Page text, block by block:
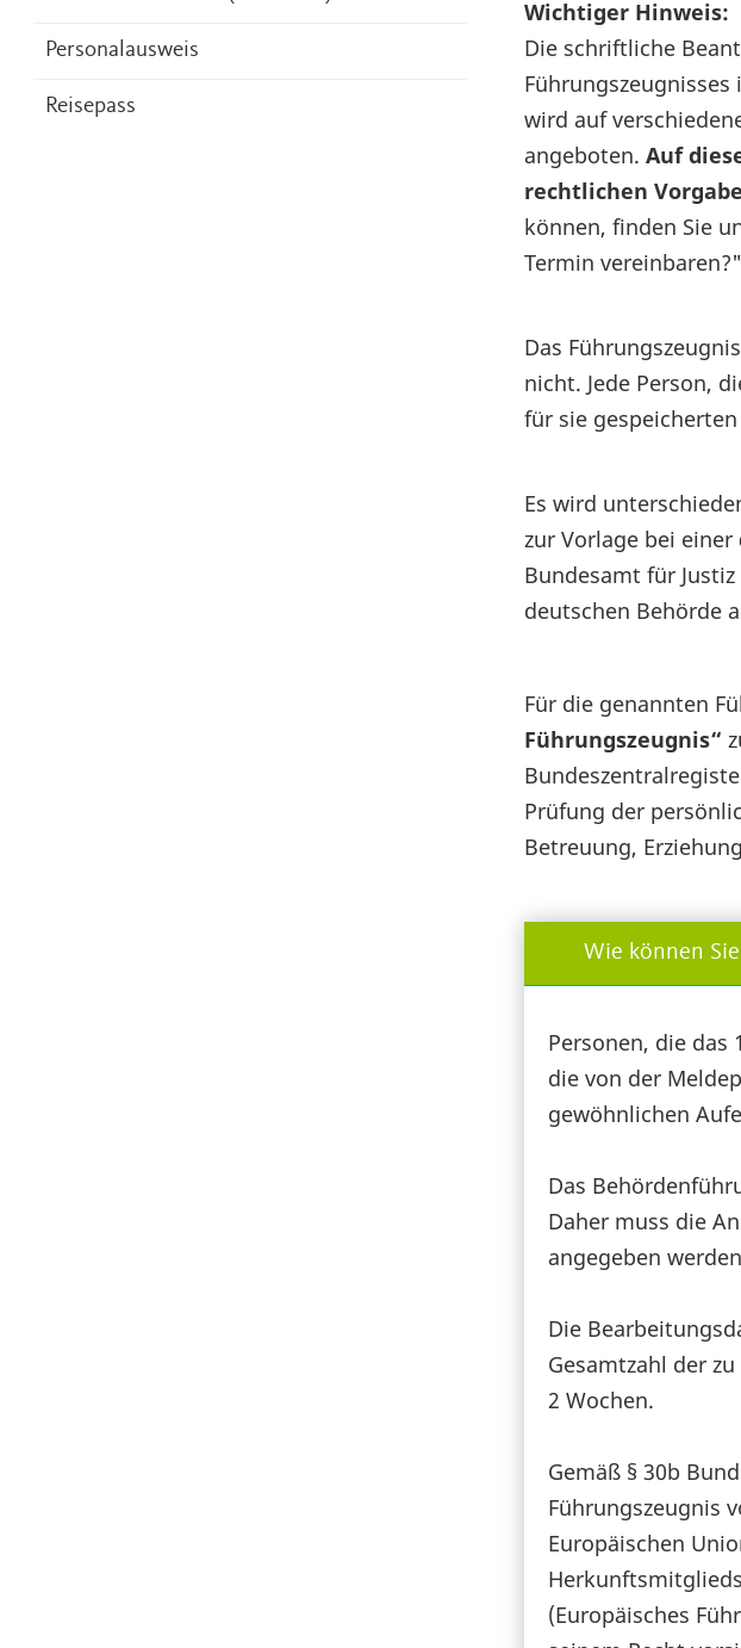
Personalausweis
Reisepass
Wichtiger Hinweis:
Die schriftliche
wird auf
angeboten. Auf
rechtlichen
können, finden Sie
Termin
Das
nicht. Jede Person,
für sie
Es wird
zur Vorlage bei einer
Bundesamt für
deutschen Behörde
Für die genannten
Führungszeugnis“
Prüfung der
Betreuung,
Wie können
Personen, die
die von der
gewöhnlichen
Das
Daher muss die
angegeben
Die
Gesamtzahl der
2 Wochen.
Gemäß § 30b
Führungszeugnis
Europäischen
(Europäisches